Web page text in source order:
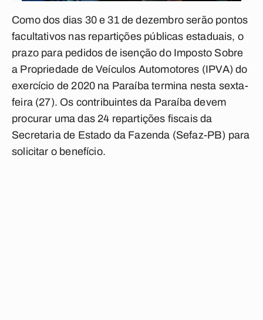
Como dos dias 30 e 31 de dezembro serão pontos
facultativos nas repartições públicas estaduais, o
prazo para pedidos de isenção do Imposto Sobre
a Propriedade de Veículos Automotores (IPVA) do
exercício de 2020 na Paraíba termina nesta sexta-
feira (27). Os contribuintes da Paraíba devem
procurar uma das 24 repartições fiscais da
Secretaria de Estado da Fazenda (Sefaz-PB) para
solicitar o benefício.